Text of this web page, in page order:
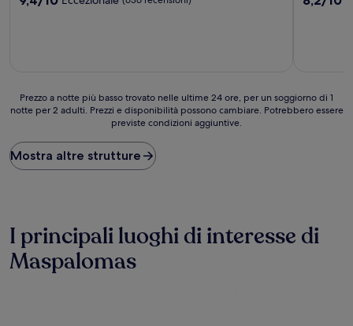
Prezzo
a
più
basso
trovato
ore,
per
un
soggiorno
Prezzo a notte più basso trovato nelle ultime 24 ore, per un soggiorno di 1
notte per 2 adulti. Prezzi e disponibilità possono cambiare. Potrebbero essere
previste condizioni aggiuntive.
Mostra altre strutture
I principali luoghi di interesse di
Maspalomas